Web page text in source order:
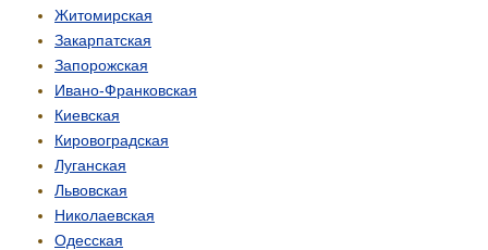
Житомирская
Закарпатская
Запорожская
Ивано-Франковская
Киевская
Кировоградская
Луганская
Львовская
Николаевская
Одесская